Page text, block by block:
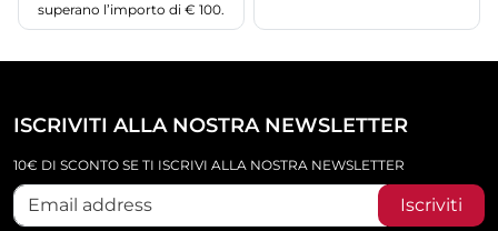
superano l’importo di € 100.
ISCRIVITI ALLA NOSTRA NEWSLETTER
10€ DI SCONTO SE TI ISCRIVI ALLA NOSTRA NEWSLETTER
Iscriviti